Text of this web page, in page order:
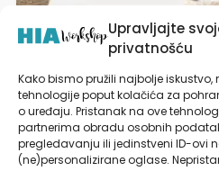
Upravljajte
privatnošću
Kako bismo pružili najbolje
tehnologije poput kolačića za
o uređaju. Pristanak na ove
partnerima obradu osobnih
pregledavanju ili jedinstveni ID-ovi
(ne)personalizirane oglase.
Naljepnice za zid dječje
Clouds | HIAWorkshop®